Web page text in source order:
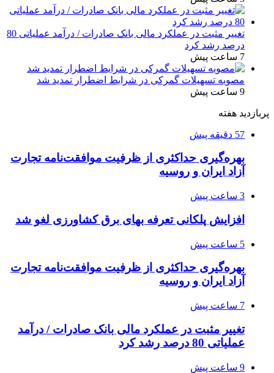
تغییر مثبت در عملکرد مالی بانک صادرات / درآمد عملیاتی 80
درصد رشد کرد
7 ساعت پیش
مصوبه تسهیلات گمرکی در شرایط اضطرار تمدید شد
9 ساعت پیش
پربازدید هفته
57 دقیقه پیش
بهره‌گیری حداکثری از ظرفیت موافقت‌نامه تجارت
آزاد ایران و روسیه
3 ساعت پیش
افزایش پلکانی تعرفه بهای برق کشاورزی لغو شد
5 ساعت پیش
بهره‌گیری حداکثری از ظرفیت موافقت‌نامه تجارت
آزاد ایران و روسیه
7 ساعت پیش
تغییر مثبت در عملکرد مالی بانک صادرات / درآمد
عملیاتی 80 درصد رشد کرد
9 ساعت پیش